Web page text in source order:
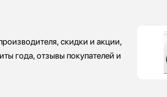
скидки и акции,
года, отзывы покупателей и